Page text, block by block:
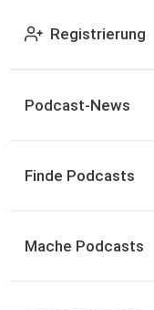
Registrierung
Podcast-News
Finde Podcasts
Mache Podcasts